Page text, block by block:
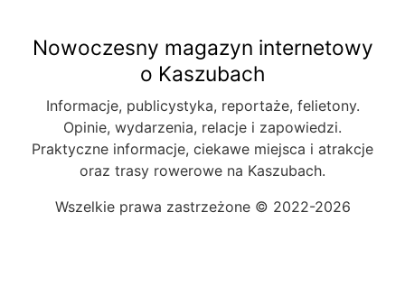
Nowoczesny magazyn internetowy
o Kaszubach
Informacje, publicystyka, reportaże, felietony.
Opinie, wydarzenia, relacje i zapowiedzi.
Praktyczne informacje, ciekawe miejsca i atrakcje
oraz trasy rowerowe na Kaszubach.
Wszelkie prawa zastrzeżone © 2022-2026